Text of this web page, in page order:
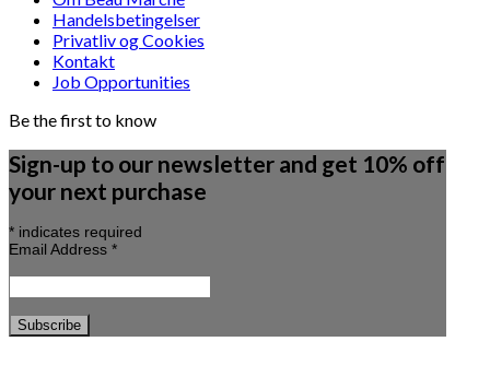
Handelsbetingelser
Privatliv og Cookies
Kontakt
Job Opportunities
Be the first to know
Sign-up to our newsletter and get 10% off
your next purchase
* indicates required
Email Address *